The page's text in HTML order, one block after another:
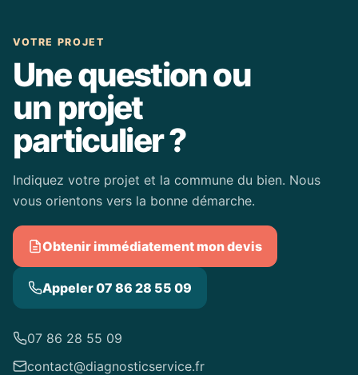
VOTRE PROJET
Une question ou
un projet
particulier ?
Indiquez votre projet et la commune du bien. Nous
vous orientons vers la bonne démarche.
Obtenir immédiatement mon devis
Appeler 07 86 28 55 09
07 86 28 55 09
contact@diagnosticservice.fr